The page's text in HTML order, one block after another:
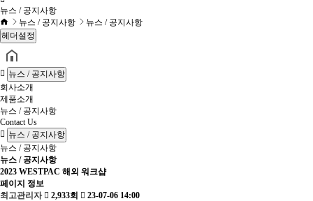
뉴스 / 공지사항
뉴스 / 공지사항
뉴스 / 공지사항
헤더설정
뉴스 / 공지사항
회사소개
제품소개
뉴스 / 공지사항
Contact Us
뉴스 / 공지사항
뉴스 / 공지사항
뉴스 / 공지사항
2023 WESTPAC 해외 워크샵
페이지 정보
최고관리자
2,933회 23-07-06 14:00